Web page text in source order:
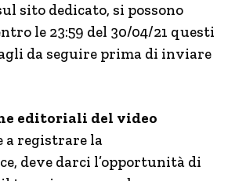
sito dedicato, si possono
le 23:59 del 30/04/21 questi
da seguire prima di inviare
editoriali del video
registrare la
deve darci l’opportunità di